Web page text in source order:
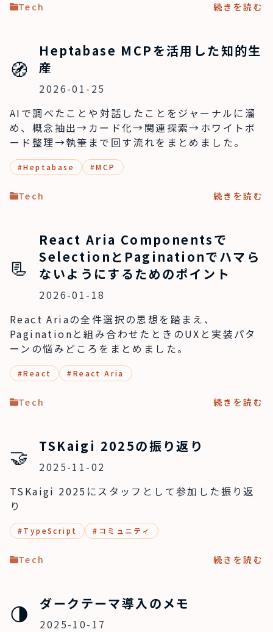
Tech 続きを読む
🧭
Heptabase MCPを活用した知的生
産
2026-01-25
AIで調べたことや対話したことをジャーナルに溜
め、概念抽出→カード化→関連探索→ホワイトボ
ード整理→執筆まで回す流れをまとめました。
#Heptabase #MCP
Tech 続きを読む
📃
React Aria Componentsで
SelectionとPaginationでハマら
ないようにするためのポイント
2026-01-18
React Ariaの全件選択の思想を踏まえ、
Paginationと組み合わせたときのUXと実装パタ
ーンの悩みどころをまとめました。
#React #React Aria
Tech 続きを読む
🤝 TSKaigi 2025の振り返り
2025-11-02
TSKaigi 2025にスタッフとして参加した振り返
り
#TypeScript # コミュニティ
Tech 続きを読む
🌗 ダークテーマ導入のメモ
2025-10-17